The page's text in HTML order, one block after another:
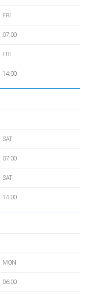
FRI
07:00
FRI
14:00
SAT
07:00
SAT
14:00
MON
06:00